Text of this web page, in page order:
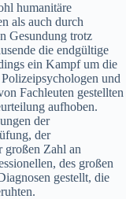
humanitäre
als auch durch
Gesundung trotz
die endgültige
ein Kampf um die
und
Fachleuten gestellten
aufhoben.
der
der
großen Zahl an
des großen
gestellt, die